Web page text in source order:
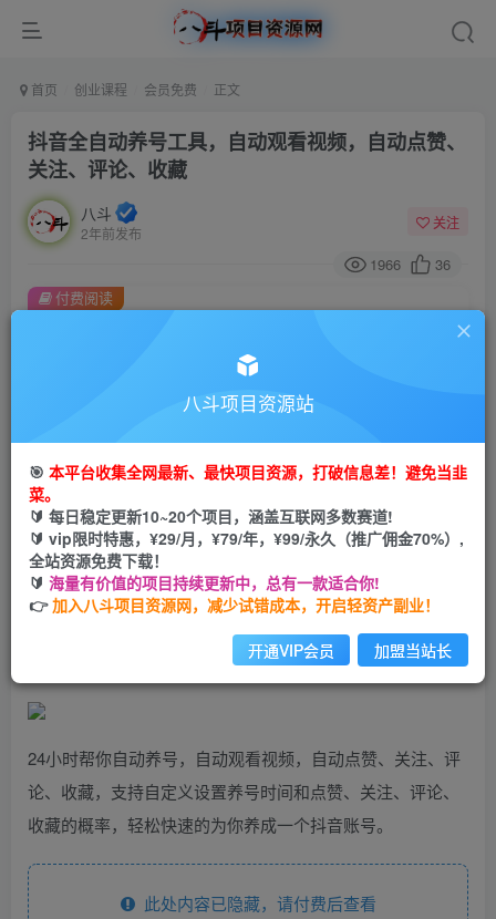
首页 创业课程 会员免费 正文
抖音全自动养号工具，自动观看视频，自动点赞、
关注、评论、收藏
八斗
2年前发布
关注
1966 36
此内容为付费阅读，请付费后查看
金币9.9金币99
会员免费
您当前未登录！建议登陆后购买，可保存购买订单
付费阅读
抖音全自动养号工具，自动观看视频，自动点赞、关注、评
24小时帮你自动养号，自动观看视频，自动点赞、关注、评
论、收藏，支持自定义设置养号时间和点赞、关注、评论、
收藏的概率，轻松快速的为你养成一个抖音账号。
此处内容已隐藏，请付费后查看
八斗项目资源站
🎯 本平台收集全网最新、最快项目资源，打破信息差！避免当韭
菜。
🔰 每日稳定更新10~20个项目，涵盖互联网多数赛道!
🔰 vip限时特惠，¥29/月，¥79/年，¥99/永久（推广佣金70%）,
全站资源免费下载！
🔰 海量有价值的项目持续更新中，总有一款适合你!
👉加入八斗项目资源网，减少试错成本，开启轻资产副业！
开通VIP会员 加盟当站长